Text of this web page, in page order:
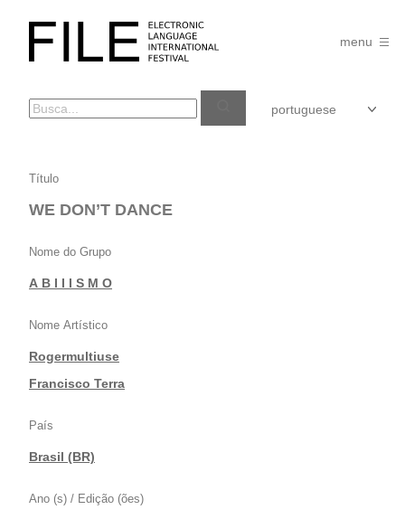
FILE
FESTIVAL
menu
WE
DON’T
Título
WE DON’T DANCE
Nome do Grupo
A B I I I S M O
Nome Artístico
Rogermultiuse
|Francisco Terra
País
Brasil (BR)
Ano (s) / Edição (ões)